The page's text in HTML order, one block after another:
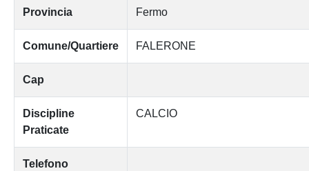
Provincia Fermo
Comune/Quartiere FALERONE
Cap
Discipline
Praticate
CALCIO
Telefono